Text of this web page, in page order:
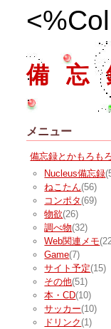
備
メニュー
備忘録とかもろも
Nucleus備忘録
ねこたん(56)
コンポタ (69)
物欲(26)
調べ物(32)
Web関連メモ
Game(7)
サイト予定(15)
その他(51)
本・CD(10)
サッカー(10)
ドリンク (1)